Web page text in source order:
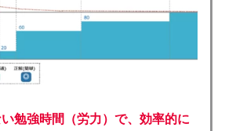
勉強時間（労力）で、効率的に